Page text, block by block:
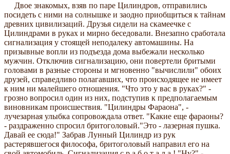
Двое знакомых, взяв по паре Цилиндров, отправились
посидеть с ними на солнышке и заодно приобщиться к тайнам
древних цивилизаций. Друзья сидели на скамеечке с
Цилиндрами в руках и мирно беседовали. Внезапно сработала
сигнализация у стоящей неподалеку автомашины. На
призывные вопли из подъезда дома выбежали несколько
мужчин. Отключив сигнализацию, они повертели бритыми
головами в разные стороны и мгновенно "вычислили" обоих
друзей, справедливо полагавших, что происходящее не имеет
к ним ни малейшего отношения. "Что это у вас в руках?" -
грозно вопросил один из них, подступив к предполагаемым
виновникам происшествия. "Цилиндры Фараона", -
лучезарная улыбка сопровождала ответ. "Какие еще фараоны?
- раздраженно спросил бритоголовый."Это - лазерная пушка.
Давай ее сюда!" Забрав Лунный Цилиндр из рук
растерявшегося философа, бритоголовый направил его на